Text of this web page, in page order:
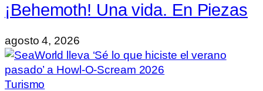
¡Behemoth! Una vida. En Piezas
agosto 4, 2026
Turismo